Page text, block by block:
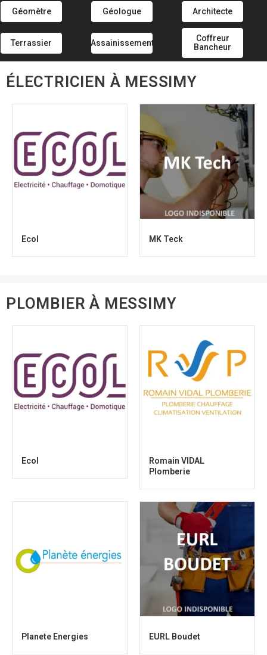
Géomètre Géologue Architecte
Terrassier Assainissement
Coffreur
Bancheur
ÉLECTRICIEN À MESSIMY
Ecol MK Teck
PLOMBIER À MESSIMY
Ecol
Romain VIDAL
Plomberie
Planete Energies EURL Boudet